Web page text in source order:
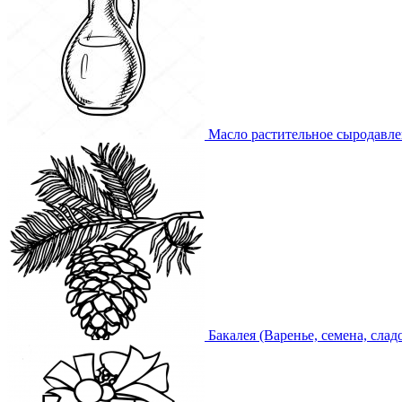
Масло растительное
Бакалея (Варенье, семена,